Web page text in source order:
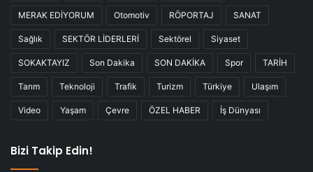
MERAK EDİYORUM Otomotiv RÖPORTAJ SANAT
Sağlık SEKTÖR LİDERLERİ Sektörel Siyaset
SOKAKTAYIZ Son Dakika SON DAKİKA Spor TARİH
Tarım Teknoloji Trafik Turizm Türkiye Ulaşım
Video Yaşam Çevre ÖZEL HABER İş Dünyası
Bizi Takip Edin!